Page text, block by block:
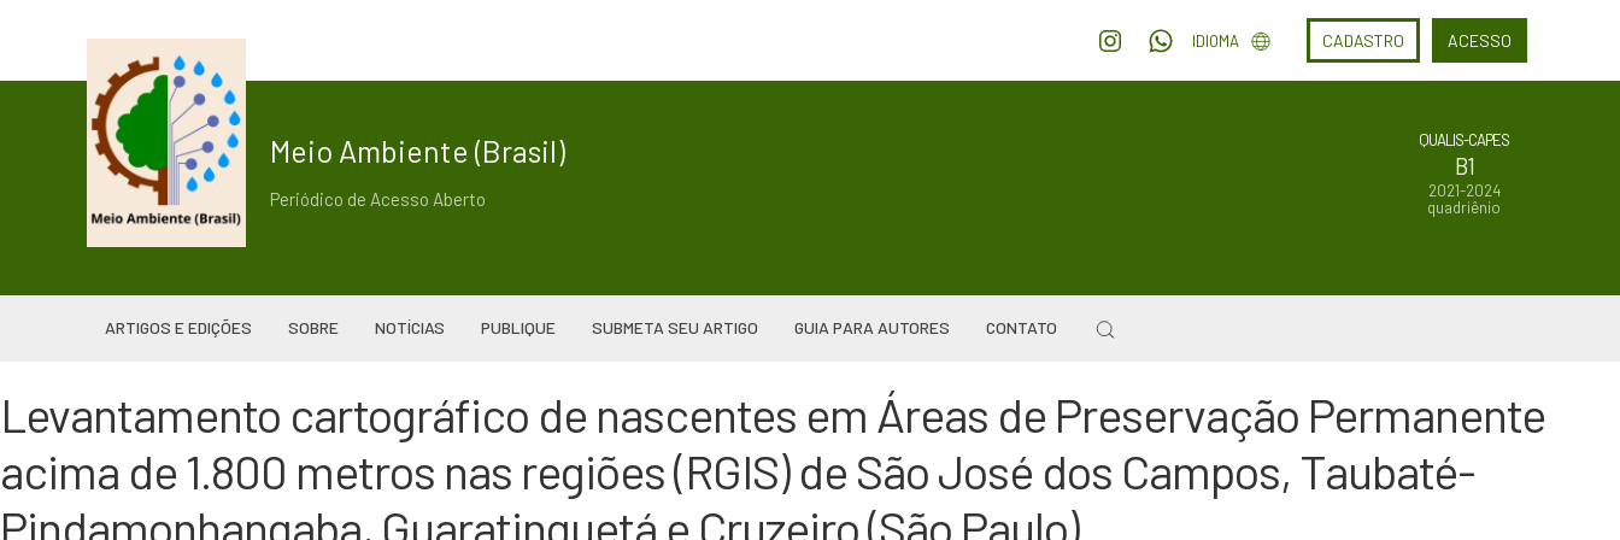
IDIOMA CADASTRO ACESSO
Meio Ambiente (Brasil)
Periódico de Acesso Aberto
QUALIS-CAPES
B1
2021-2024
quadriênio
ARTIGOS E EDIÇÕES SOBRE NOTÍCIAS PUBLIQUE SUBMETA SEU ARTIGO GUIA PARA AUTORES CONTATO
Levantamento cartográfico de nascentes em Áreas de Preservação Permanente
acima de 1.800 metros nas regiões (RGIS) de São José dos Campos, Taubaté-
Pindamonhangaba, Guaratinguetá e Cruzeiro (São Paulo)